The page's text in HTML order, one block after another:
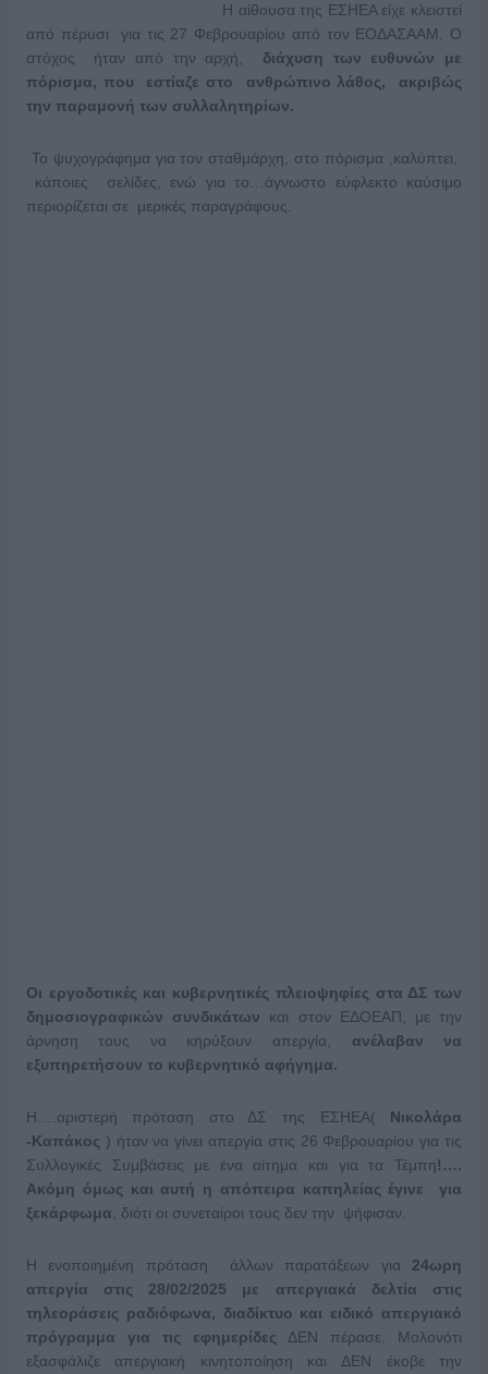
Η αίθουσα της ΕΣΗΕΑ είχε κλειστεί
από πέρυσι για τις 27 Φεβρουαρίου από τον ΕΟΔΑΣΑΑΜ. Ο
στόχος ήταν από την αρχή, διάχυση των ευθυνών με
πόρισμα, που εστίαζε στο ανθρώπινο λάθος, ακριβώς
την παραμονή των συλλαλητηρίων.
Το ψυχογράφημα για τον σταθμάρχη, στο πόρισμα ,καλύπτει,
κάποιες σελίδες, ενώ για το…άγνωστο εύφλεκτο καύσιμο
περιορίζεται σε μερικές παραγράφους.
Οι εργοδοτικές και κυβερνητικές πλειοψηφίες στα ΔΣ των
δημοσιογραφικών συνδικάτων και στον ΕΔΟΕΑΠ, με την
άρνηση τους να κηρύξουν απεργία, ανέλαβαν να
εξυπηρετήσουν το κυβερνητικό αφήγημα.
Η….αριστερή πρόταση στο ΔΣ της ΕΣΗΕΑ( Νικολάρα
-Καπάκος ) ήταν να γίνει απεργία στις 26 Φεβρουαρίου για τις
Συλλογικές Συμβάσεις με ένα αίτημα και για τα Τέμπη!….
Ακόμη όμως και αυτή η απόπειρα καπηλείας έγινε για
ξεκάρφωμα , διότι οι συνεταίροι τους δεν την ψήφισαν.
Η ενοποιημένη πρόταση άλλων παρατάξεων για 24ωρη
απεργία στις 28/02/2025 με απεργιακά δελτία στις
τηλεοράσεις ραδιόφωνα, διαδίκτυο και ειδικό απεργιακό
πρόγραμμα για τις εφημερίδες ΔΕΝ πέρασε. Μολονότι
εξασφάλιζε απεργιακή κινητοποίηση και ΔΕΝ έκοβε την